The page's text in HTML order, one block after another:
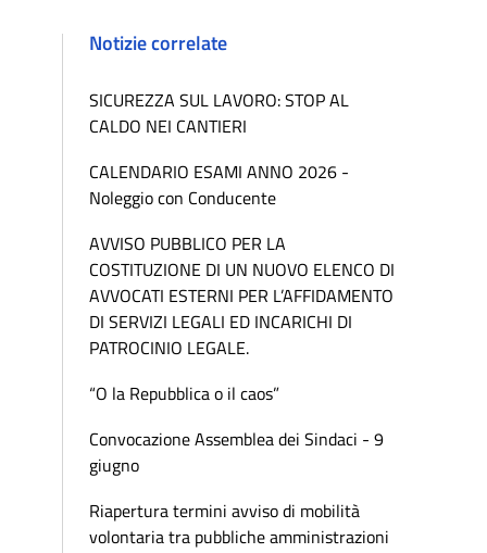
Notizie correlate
SICUREZZA SUL LAVORO: STOP AL
CALDO NEI CANTIERI
CALENDARIO ESAMI ANNO 2026 -
Noleggio con Conducente
AVVISO PUBBLICO PER LA
COSTITUZIONE DI UN NUOVO ELENCO DI
AVVOCATI ESTERNI PER L’AFFIDAMENTO
DI SERVIZI LEGALI ED INCARICHI DI
PATROCINIO LEGALE.
“O la Repubblica o il caos”
Convocazione Assemblea dei Sindaci - 9
giugno
Riapertura termini avviso di mobilità
volontaria tra pubbliche amministrazioni